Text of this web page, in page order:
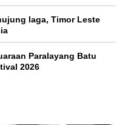
laga, Timor Leste
Paralayang Batu
2026